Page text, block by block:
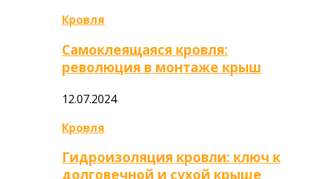
Кровля
Самоклеящаяся кровля:
революция в монтаже крыш
12.07.2024
Кровля
Гидроизоляция кровли: ключ к
долговечной и сухой крыше